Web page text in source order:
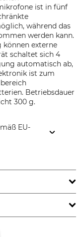
ist in fünf
während das
werden kann.
können externe
schaltet sich 4
automatisch ab,
ist zum
Betriebsdauer
300 g.
EU-